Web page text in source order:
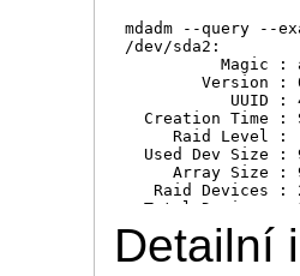
mdadm --query --
/dev/sda2:
Magic :
Version :
UUID :
Creation Time :
Raid Level :
Used Dev Size :
Array Size :
Raid Devices :
Total Devices :
Preferred Minor :
Update Time :
Detailní